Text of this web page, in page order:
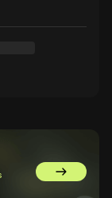
Aller sur